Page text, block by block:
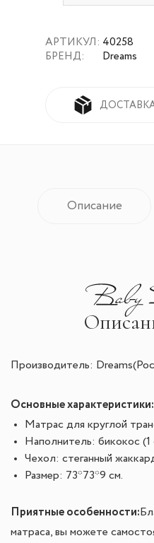
АРТИКУЛ:
БРЕНД:
40258
Dreams
Описание
Производитель:
Основные характеристики:
Матрас для круглой
Наполнитель: бикокос
Чехол: стеганный
Размер: 73*73*9 см.
Приятные особенности:
матраса, вы можете